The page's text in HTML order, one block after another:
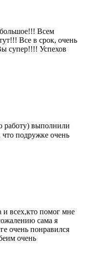
Всем
Все в срок, очень
супер!!!! Успехов
работу) выполнили
подружке очень
и всех,кто помог мне
сама я
очень понравился
очень